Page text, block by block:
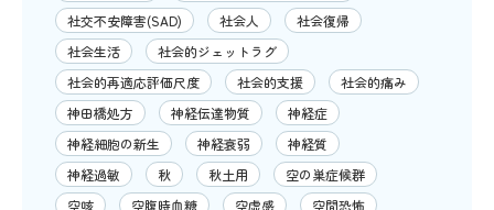
社交不安障害(SAD)
社会人
社会復帰
社会生活
社会的ジェットラグ
社会的再適応評価尺度
社会的支援
社会的痛み
神田橋処方
神経伝達物質
神経症
神経細胞の新生
神経衰弱
神経質
神経過敏
秋 秋土用
空の巣症候群
空咳
空腹時血糖 空虚感
空間恐怖